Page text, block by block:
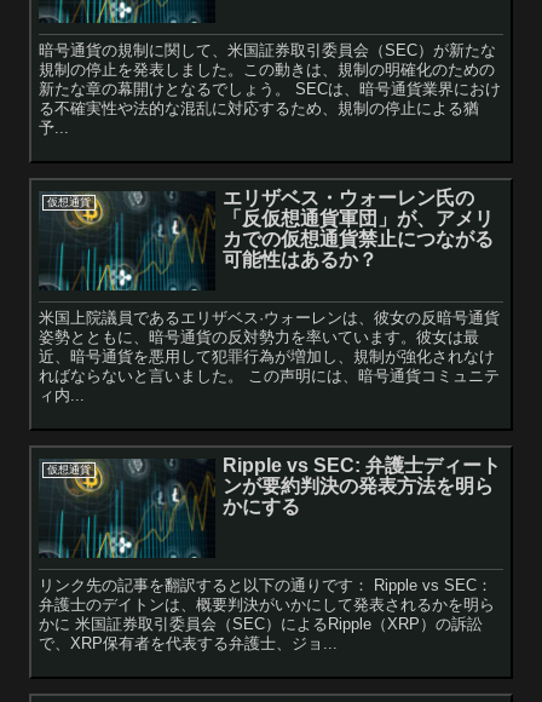
暗号通貨の規制に関して、米国証券取引委員会（SEC）が新たな
規制の停止を発表しました。この動きは、規制の明確化のための
新たな章の幕開けとなるでしょう。 SECは、暗号通貨業界におけ
る不確実性や法的な混乱に対応するため、規制の停止による猶
予...
仮想通貨
エリザベス・ウォーレン氏の
「反仮想通貨軍団」が、アメリ
カでの仮想通貨禁止につながる
可能性はあるか？
米国上院議員であるエリザベス·ウォーレンは、彼女の反暗号通貨
姿勢とともに、暗号通貨の反対勢力を率いています。彼女は最
近、暗号通貨を悪用して犯罪行為が増加し、規制が強化されなけ
ればならないと言いました。 この声明には、暗号通貨コミュニテ
ィ内...
仮想通貨
Ripple vs SEC: 弁護士ディート
ンが要約判決の発表方法を明ら
かにする
リンク先の記事を翻訳すると以下の通りです： Ripple vs SEC：
弁護士のデイトンは、概要判決がいかにして発表されるかを明ら
かに 米国証券取引委員会（SEC）によるRipple（XRP）の訴訟
で、XRP保有者を代表する弁護士、ジョ...